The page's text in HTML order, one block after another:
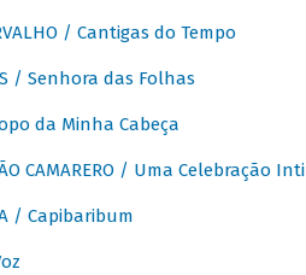
/ Cantigas do Tempo
/ Senhora das Folhas
da Minha Cabeça
CAMARERO / Uma Celebração
/ Capibaribum